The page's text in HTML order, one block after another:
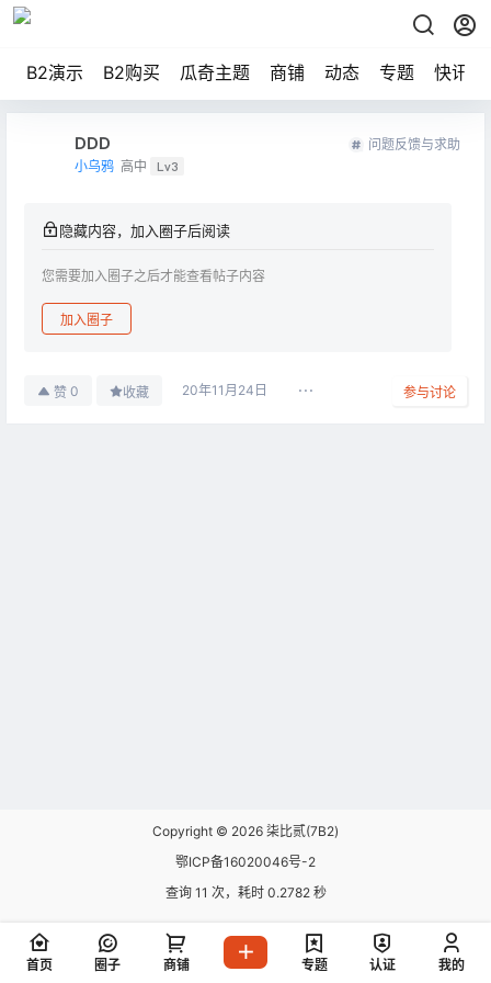
B2演示 B2购买 瓜奇主题 商铺 动态 专题 快讯
DDD
小乌鸦 高中 Lv3
问题反馈与求助
隐藏内容，加入圈子后阅读
您需要加入圈子之后才能查看帖子内容
加入圈子
赞 0 收藏 20年11月24日 参与讨论
Copyright © 2026 柒比贰(7B2)
鄂ICP备16020046号-2
查询 11 次，耗时 0.2782 秒
首页 圈子 商铺 专题 认证 我的